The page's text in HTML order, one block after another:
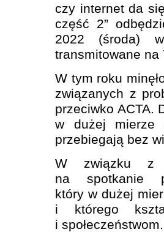
czy internet da
część 2”
2022 (środa)
transmitowane na
W tym roku
związanych z
przeciwko ACTA.
w dużej mierze
przebiegają bez
W związku z
na spotkanie
który w dużej
i którego
i społeczeństwom.